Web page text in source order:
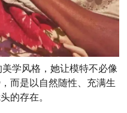
美学风格，她让模特不必像
而是以自然随性、充满生
的存在。